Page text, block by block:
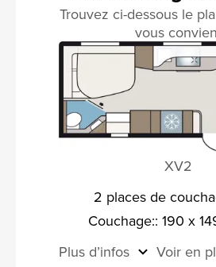
Trouvez ci-dessous le
vous
XV2
2 places de
Couchage:: 190 x
Plus d’infos
Voir en